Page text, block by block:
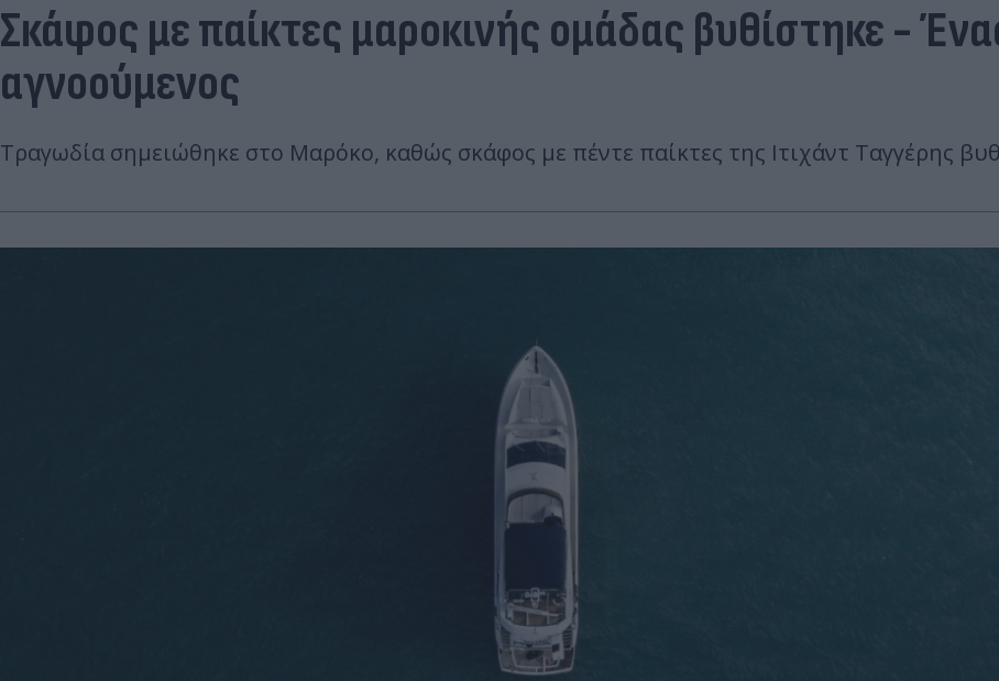
Σκάφος με παίκτες μαροκινής ομάδας βυθίστηκε -
αγνοούμενος
Τραγωδία σημειώθηκε στο Μαρόκο, καθώς σκάφος με πέντε παίκτες της Ιτιχάντ Ταγγέρης